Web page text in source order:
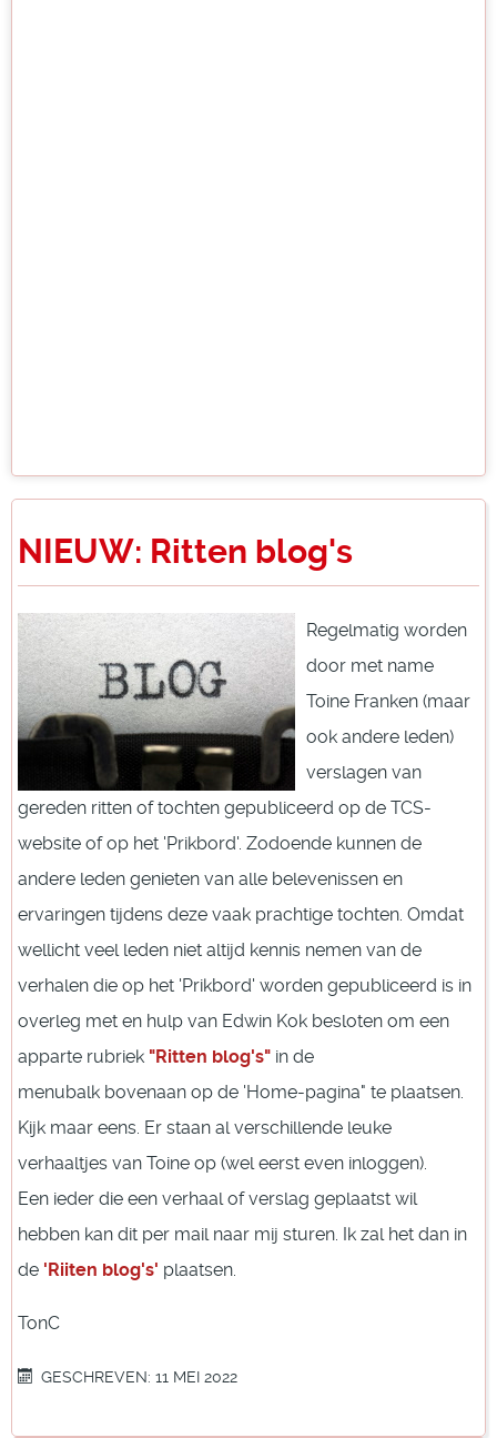
NIEUW: Ritten blog's
Regelmatig worden
door met name
Toine Franken (maar
ook andere leden)
verslagen van
gereden ritten of tochten gepubliceerd op de TCS-
website of op het 'Prikbord'. Zodoende kunnen de
andere leden genieten van alle belevenissen en
ervaringen tijdens deze vaak prachtige tochten. Omdat
wellicht veel leden niet altijd kennis nemen van de
verhalen die op het 'Prikbord' worden gepubliceerd is in
overleg met en hulp van Edwin Kok besloten om een
apparte rubriek "Ritten blog's" in de
menubalk bovenaan op de 'Home-pagina" te plaatsen.
Kijk maar eens. Er staan al verschillende leuke
verhaaltjes van Toine op (wel eerst even inloggen).
Een ieder die een verhaal of verslag geplaatst wil
hebben kan dit per mail naar mij sturen. Ik zal het dan in
de 'Riiten blog's' plaatsen.
TonC
GESCHREVEN: 11 MEI 2022